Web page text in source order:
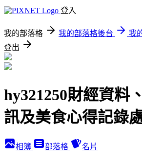
登入
我的部落格 我的部落格後台
我
登出
hy321250財經資料
訊及美食心得記錄
相簿 部落格 名片